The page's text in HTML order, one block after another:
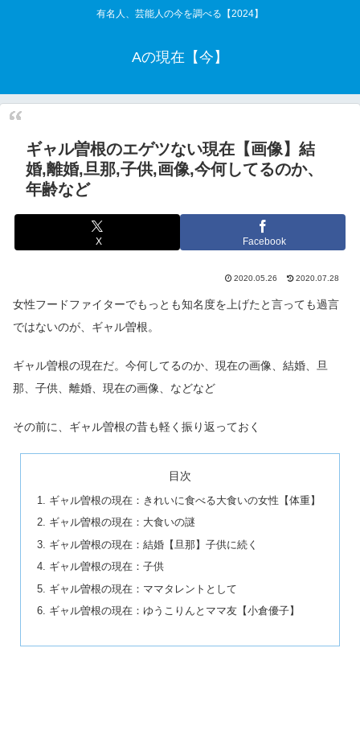
有名人、芸能人の今を調べる【2024】
Aの現在【今】
ギャル曽根のエゲツない現在【画像】結
婚,離婚,旦那,子供,画像,今何してるのか、
年齢など
X Facebook
2020.05.26 2020.07.28
女性フードファイターでもっとも知名度を上げたと言っても過言
ではないのが、ギャル曽根。
ギャル曽根の現在だ。今何してるのか、現在の画像、結婚、旦
那、子供、離婚、現在の画像、などなど
その前に、ギャル曽根の昔も軽く振り返っておく
目次
ギャル曽根の現在：きれいに食べる大食いの女性【体重】
ギャル曽根の現在：大食いの謎
ギャル曽根の現在：結婚【旦那】子供に続く
ギャル曽根の現在：子供
ギャル曽根の現在：ママタレントとして
ギャル曽根の現在：ゆうこりんとママ友【小倉優子】